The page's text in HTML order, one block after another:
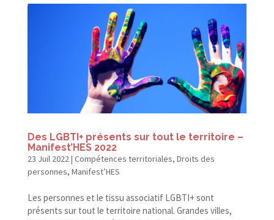
Des LGBTI+ présents sur tout le territoire –
Manifest’HES 2022
23 Juil 2022| Compétences territoriales, Droits des
personnes, Manifest’HES
Les personnes et le tissu associatif LGBTI+ sont
présents sur tout le territoire national. Grandes villes,